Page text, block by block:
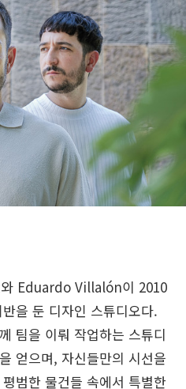
Eduardo Villalón이 2010
을 둔 디자인 스튜디오다.
팀을 이뤄 작업하는 스튜디
얻으며, 자신들만의 시선을
범한 물건들 속에서 특별한